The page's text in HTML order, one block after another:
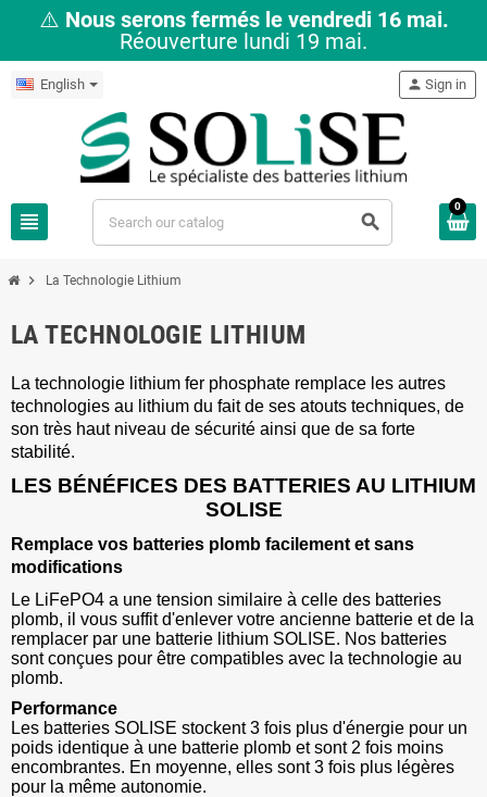
⚠️ Nous serons fermés le vendredi 16 mai.
Réouverture lundi 19 mai.
English
view_headline search
person Sign in
0
chevron_right La Technologie Lithium
LA TECHNOLOGIE LITHIUM
La technologie lithium fer phosphate remplace les autres
technologies au lithium du fait de ses atouts techniques, de
son très haut niveau de sécurité ainsi que de sa forte
stabilité.
LES BÉNÉFICES DES BATTERIES AU LITHIUM
SOLISE
Remplace vos batteries plomb facilement et sans
modifications
Le LiFePO4 a une tension similaire à celle des batteries
plomb, il vous suffit d'enlever votre ancienne batterie et de la
remplacer par une batterie lithium SOLISE. Nos batteries
sont conçues pour être compatibles avec la technologie au
plomb.
Performance
Les batteries SOLISE stockent 3 fois plus d'énergie pour un
poids identique à une batterie plomb et sont 2 fois moins
encombrantes. En moyenne, elles sont 3 fois plus légères
pour la même autonomie.